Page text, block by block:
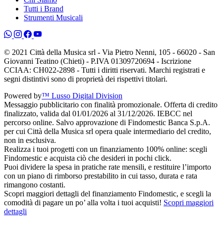
Tutti i Brand
Strumenti Musicali
© 2021 Città della Musica srl - Via Pietro Nenni, 105 - 66020 - San
Giovanni Teatino (Chieti) - P.IVA 01309720694 - Iscrizione
CCIAA: CH022-2898 - Tutti i diritti riservati. Marchi registrati e
segni distintivi sono di proprietà dei rispettivi titolari.
Powered by™ Lusso Digital Division
Messaggio pubblicitario con finalità promozionale. Offerta di credito
finalizzato, valida dal 01/01/2026 al 31/12/2026. IEBCC nel
percorso online. Salvo approvazione di Findomestic Banca S.p.A.
per cui Città della Musica srl opera quale intermediario del credito,
non in esclusiva.
Realizza i tuoi progetti con un finanziamento 100% online: scegli
Findomestic e acquista ciò che desideri in pochi click.
Puoi dividere la spesa in pratiche rate mensili, e restituire l’importo
con un piano di rimborso prestabilito in cui tasso, durata e rata
rimangono costanti.
Scopri maggiori dettagli del finanziamento Findomestic, e scegli la
comodità di pagare un po’ alla volta i tuoi acquisti! Scopri maggiori
dettagli